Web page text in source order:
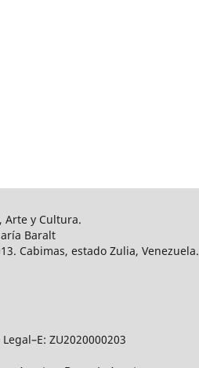
Arte y Cultura.
Baralt
Cabimas, estado Zulia, Venezuela.
ZU2020000203